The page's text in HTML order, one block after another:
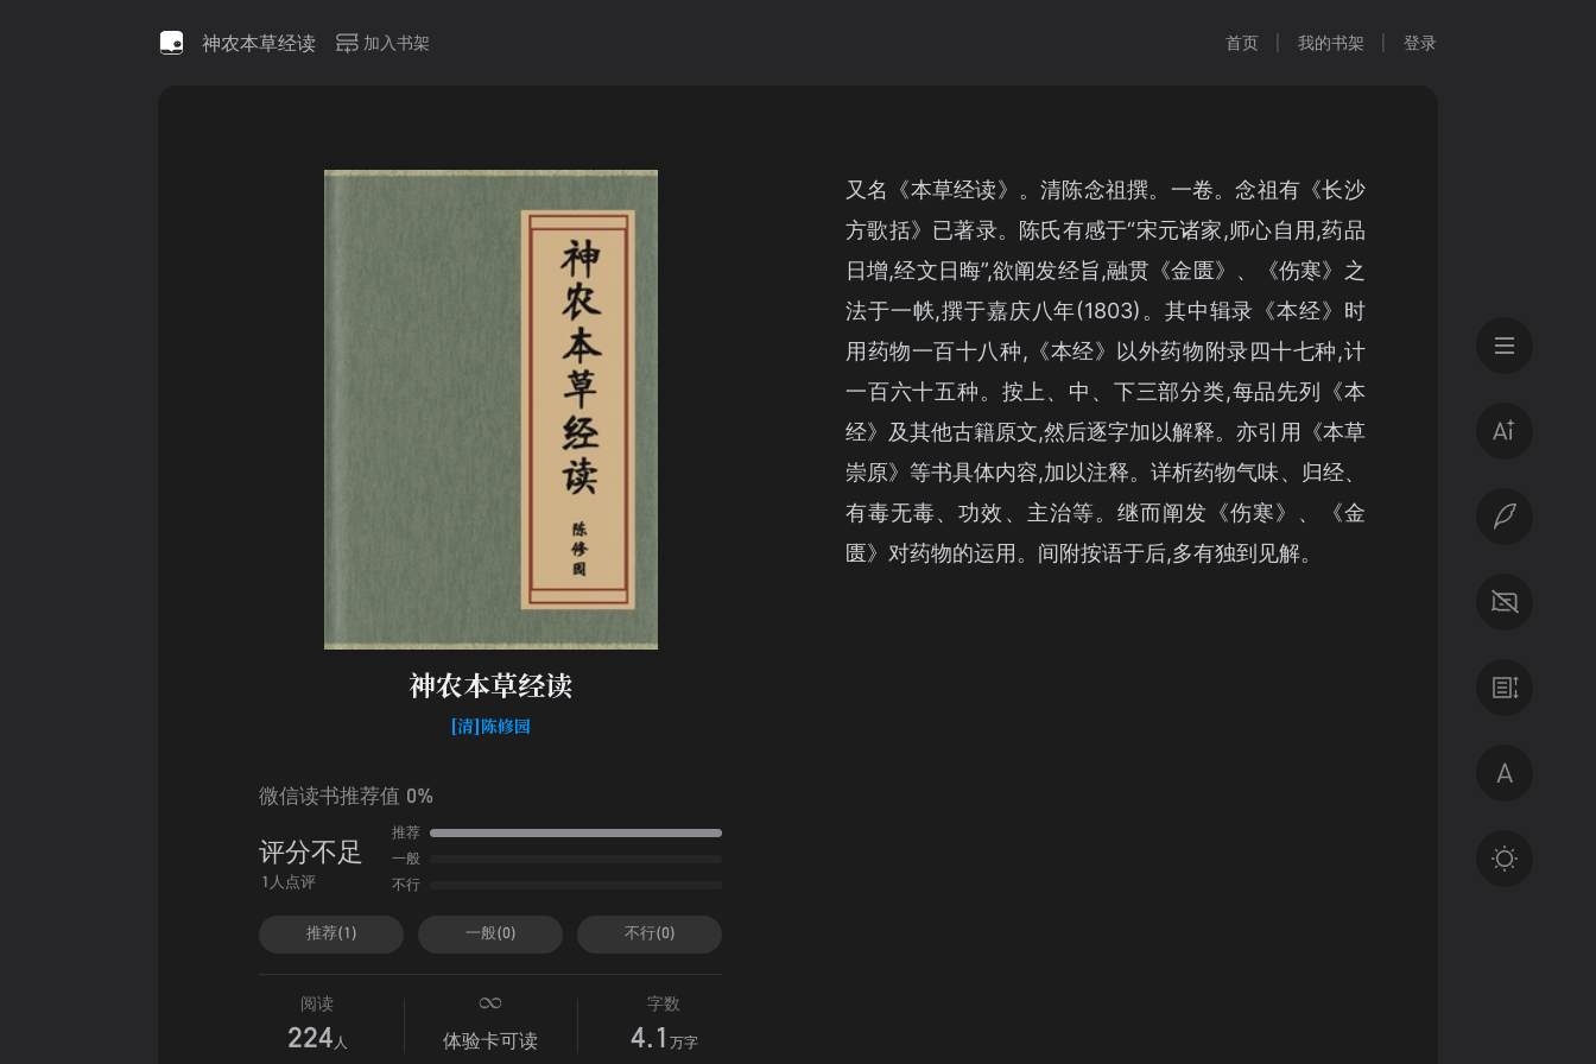
神农本草经读 加入书架 首页 我的书架 登录
神农本草经读
[清]陈修园
微信读书推荐值 0%
评分不足
1人点评
推荐
一般
不行
推荐(1) 一般(0) 不行(0)
阅读
224 人 体验卡可读
字数
4.1 万字
又名《本草经读》。清陈念祖撰。一卷。念祖有《长沙
方歌括》已著录。陈氏有感于“宋元诸家,师心自用,药品
日增,经文日晦”,欲阐发经旨,融贯《金匮》、《伤寒》之
法于一帙,撰于嘉庆八年(1803)。其中辑录《本经》时
用药物一百十八种,《本经》以外药物附录四十七种,计
一百六十五种。按上、中、下三部分类,每品先列《本
经》及其他古籍原文,然后逐字加以解释。亦引用《本草
崇原》等书具体内容,加以注释。详析药物气味、归经、
有毒无毒、功效、主治等。继而阐发《伤寒》、《金
匮》对药物的运用。间附按语于后,多有独到见解。